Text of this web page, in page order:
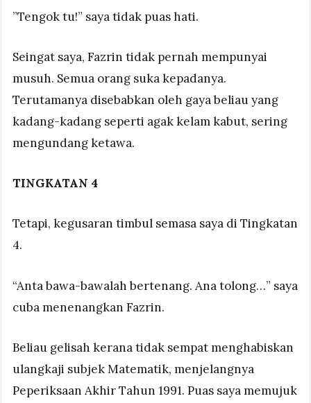
”Tengok tu!” saya tidak puas hati.
Seingat saya, Fazrin tidak pernah mempunyai
musuh. Semua orang suka kepadanya.
Terutamanya disebabkan oleh gaya beliau yang
kadang-kadang seperti agak kelam kabut, sering
mengundang ketawa.
TINGKATAN 4
Tetapi, kegusaran timbul semasa saya di Tingkatan
4.
“Anta bawa-bawalah bertenang. Ana tolong…” saya
cuba menenangkan Fazrin.
Beliau gelisah kerana tidak sempat menghabiskan
ulangkaji subjek Matematik, menjelangnya
Peperiksaan Akhir Tahun 1991. Puas saya memujuk